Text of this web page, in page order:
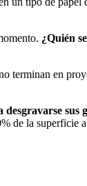
¿Quién
terminan en
de la